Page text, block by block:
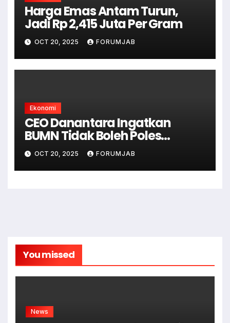
Harga Emas Antam Turun,
Jadi Rp 2,415 Juta Per Gram
OCT 20, 2025 FORUMJAB
Ekonomi
CEO Danantara Ingatkan
BUMN Tidak Boleh Poles
Laporan Keuangan
OCT 20, 2025 FORUMJAB
You missed
News